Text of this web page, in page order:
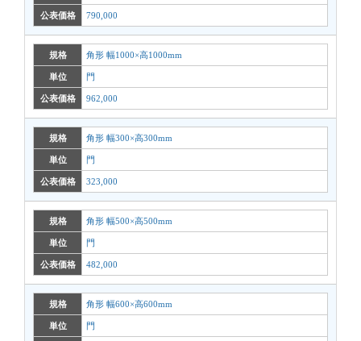
公表価格 790,000
規格 角形 幅1000×高1000mm
単位 門
公表価格 962,000
規格 角形 幅300×高300mm
単位 門
公表価格 323,000
規格 角形 幅500×高500mm
単位 門
公表価格 482,000
規格 角形 幅600×高600mm
単位 門